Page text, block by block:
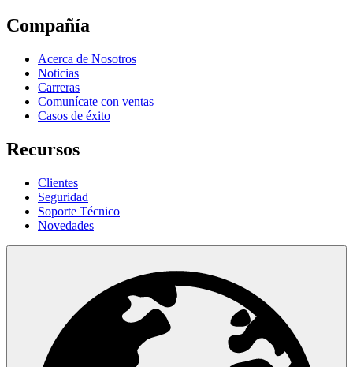
Compañía
Acerca de Nosotros
Noticias
Carreras
Comunícate con ventas
Casos de éxito
Recursos
Clientes
Seguridad
Soporte Técnico
Novedades